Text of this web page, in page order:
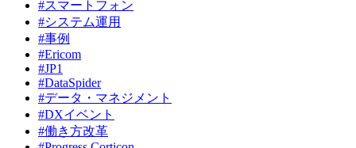
#スマートフォン
#システム運用
#事例
#Ericom
#JP1
#DataSpider
#データ・マネジメント
#DXイベント
#働き方改革